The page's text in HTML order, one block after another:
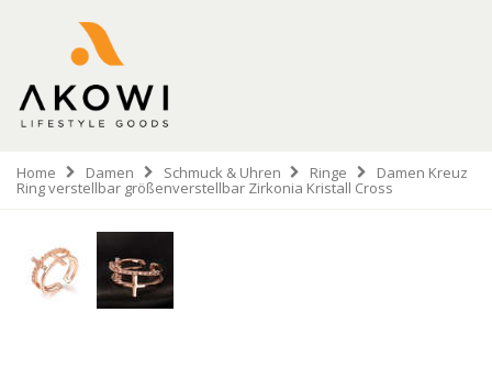
Home Damen Schmuck & Uhren Ringe Damen Kreuz
Ring verstellbar größenverstellbar Zirkonia Kristall Cross